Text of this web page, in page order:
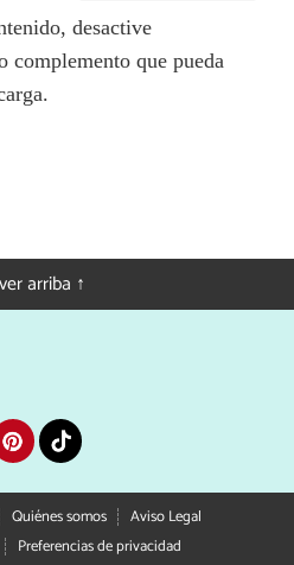
desactive
complemento que pueda
arriba ↑
Quiénes somos
Aviso Legal
Preferencias de privacidad